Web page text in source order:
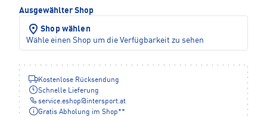
Ausgewählter Shop
Shop wählen
Wähle einen Shop um die Verfügbarkeit zu sehen
Kostenlose Rücksendung
Schnelle Lieferung
service.eshop@ intersport.at
Gratis Abholung im Shop**